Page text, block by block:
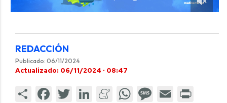
REDACCIÓN
Publicado: 06/11/2024
Actualizado: 06/11/2024 · 08:47